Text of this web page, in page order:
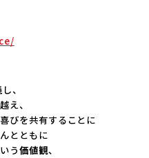
、
え、
びを共有することに
とともに
う価値観、